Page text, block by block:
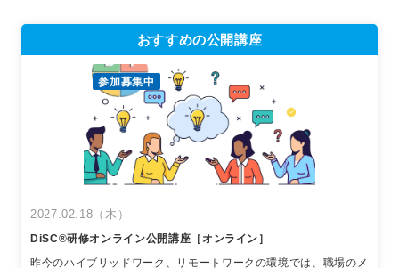
おすすめの公開講座
参加募集中
2027.02.18（木）
DiSC®︎研修オンライン公開講座［オンライン］
昨今のハイブリッドワーク、リモートワークの環境では、職場のメ